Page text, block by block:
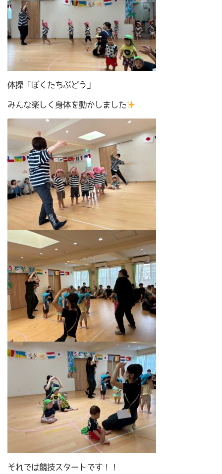
体操「ぼくたちぶどう」
みんな楽しく身体を動かしました
それでは競技スタートです！！